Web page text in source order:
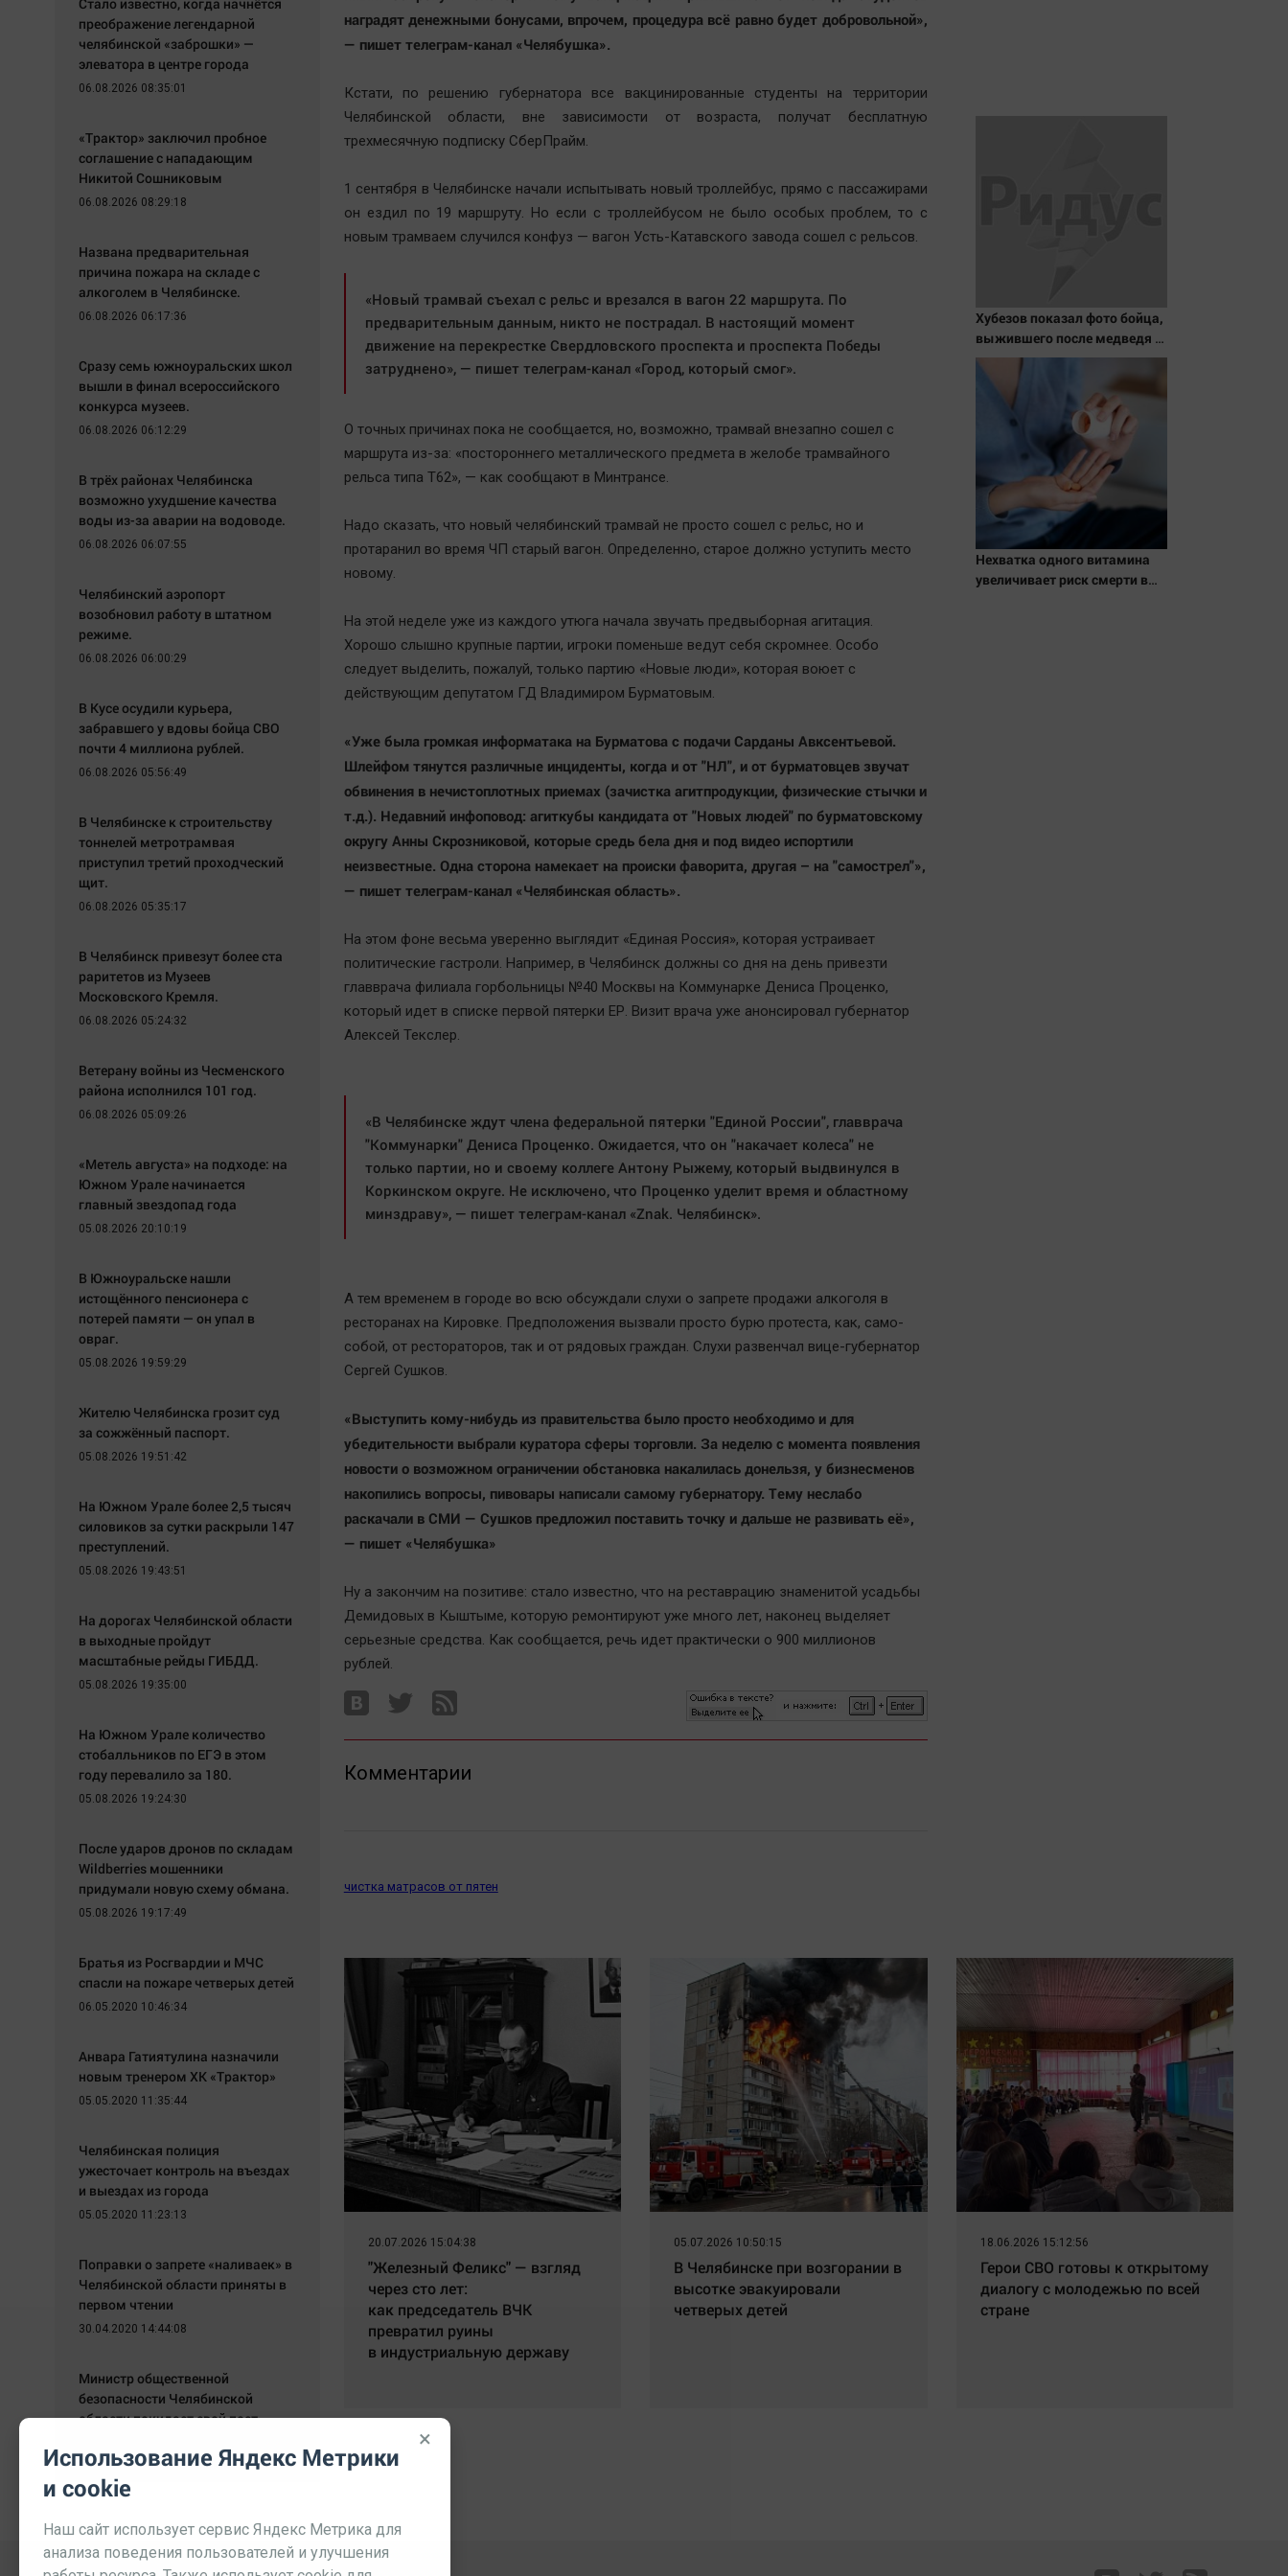
наградят денежными бонусами, впрочем, процедура всё равно будет добровольной»,
— пишет телеграм-канал «Челябушка».
Кстати, по решению губернатора все вакцинированные студенты на территории
Челябинской области, вне зависимости от возраста, получат бесплатную
трехмесячную подписку СберПрайм.
1 сентября в Челябинске начали испытывать новый троллейбус, прямо с пассажирами
он ездил по 19 маршруту. Но если с троллейбусом не было особых проблем, то с
новым трамваем случился конфуз — вагон Усть-Катавского завода сошел с рельсов.
«Новый трамвай съехал с рельс и врезался в вагон 22 маршрута. По
предварительным данным, никто не пострадал. В настоящий момент
движение на перекрестке Свердловского проспекта и проспекта Победы
затруднено», — пишет телеграм-канал «Город, который смог».
О точных причинах пока не сообщается, но, возможно, трамвай внезапно сошел с
маршрута из-за: «постороннего металлического предмета в желобе трамвайного
рельса типа Т62», — как сообщают в Минтрансе.
Надо сказать, что новый челябинский трамвай не просто сошел с рельс, но и
протаранил во время ЧП старый вагон. Определенно, старое должно уступить место
новому.
На этой неделе уже из каждого утюга начала звучать предвыборная агитация.
Хорошо слышно крупные партии, игроки поменьше ведут себя скромнее. Особо
следует выделить, пожалуй, только партию «Новые люди», которая воюет с
действующим депутатом ГД Владимиром Бурматовым.
«Уже была громкая информатака на Бурматова с подачи Сарданы Авксентьевой.
Шлейфом тянутся различные инциденты, когда и от "НЛ", и от бурматовцев звучат
обвинения в нечистоплотных приемах (зачистка агитпродукции, физические стычки и
т.д.). Недавний инфоповод: агиткубы кандидата от "Новых людей" по бурматовскому
округу Анны Скрозниковой, которые средь бела дня и под видео испортили
неизвестные. Одна сторона намекает на происки фаворита, другая – на "самострел"»,
— пишет телеграм-канал «Челябинская область».
На этом фоне весьма уверенно выглядит «Единая Россия», которая устраивает
политические гастроли. Например, в Челябинск должны со дня на день привезти
главврача филиала горбольницы №40 Москвы на Коммунарке Дениса Проценко,
который идет в списке первой пятерки ЕР. Визит врача уже анонсировал губернатор
Алексей Текслер.
«В Челябинске ждут члена федеральной пятерки "Единой России", главврача
"Коммунарки" Дениса Проценко. Ожидается, что он "накачает колеса" не
только партии, но и своему коллеге Антону Рыжему, который выдвинулся в
Коркинском округе. Не исключено, что Проценко уделит время и областному
минздраву», — пишет телеграм-канал «Znak. Челябинск».
А тем временем в городе во всю обсуждали слухи о запрете продажи алкоголя в
ресторанах на Кировке. Предположения вызвали просто бурю протеста, как, само-
собой, от рестораторов, так и от рядовых граждан. Слухи развенчал вице-губернатор
Сергей Сушков.
«Выступить кому-нибудь из правительства было просто необходимо и для
убедительности выбрали куратора сферы торговли. За неделю с момента появления
новости о возможном ограничении обстановка накалилась донельзя, у бизнесменов
накопились вопросы, пивовары написали самому губернатору. Тему неслабо
раскачали в СМИ — Сушков предложил поставить точку и дальше не развивать её»,
— пишет «Челябушка»
Ну а закончим на позитиве: стало известно, что на реставрацию знаменитой усадьбы
Демидовых в Кыштыме, которую ремонтируют уже много лет, наконец выделяет
серьезные средства. Как сообщается, речь идет практически о 900 миллионов
рублей.
Комментарии
чистка матрасов от пятен
Хубезов показал фото бойца,
выжившего после медведя и
молнии
Нехватка одного витамина
увеличивает риск смерти в
20.07.2026 15:04:38
"Железный Феликс" — взгляд
через сто лет:
как председатель ВЧК
превратил руины
в индустриальную державу
05.07.2026 10:50:15
В Челябинске при возгорании в
высотке эвакуировали
четверых детей
18.06.2026 15:12:56
Герои СВО готовы к открытому
диалогу с молодежью по всей
стране
преображение легендарной
челябинской «заброшки» —
элеватора в центре города
06.08.2026 08:35:01
«Трактор» заключил пробное
соглашение с нападающим
Никитой Сошниковым
06.08.2026 08:29:18
Названа предварительная
причина пожара на складе с
алкоголем в Челябинске.
06.08.2026 06:17:36
Сразу семь южноуральских школ
вышли в финал всероссийского
конкурса музеев.
06.08.2026 06:12:29
В трёх районах Челябинска
возможно ухудшение качества
воды из-за аварии на водоводе.
06.08.2026 06:07:55
Челябинский аэропорт
возобновил работу в штатном
режиме.
06.08.2026 06:00:29
В Кусе осудили курьера,
забравшего у вдовы бойца СВО
почти 4 миллиона рублей.
06.08.2026 05:56:49
В Челябинске к строительству
тоннелей метротрамвая
приступил третий проходческий
щит.
06.08.2026 05:35:17
В Челябинск привезут более ста
раритетов из Музеев
Московского Кремля.
06.08.2026 05:24:32
Ветерану войны из Чесменского
района исполнился 101 год.
06.08.2026 05:09:26
«Метель августа» на подходе: на
Южном Урале начинается
главный звездопад года
05.08.2026 20:10:19
В Южноуральске нашли
истощённого пенсионера с
потерей памяти — он упал в
овраг.
05.08.2026 19:59:29
Жителю Челябинска грозит суд
за сожжённый паспорт.
05.08.2026 19:51:42
На Южном Урале более 2,5 тысяч
силовиков за сутки раскрыли 147
преступлений.
05.08.2026 19:43:51
На дорогах Челябинской области
в выходные пройдут
масштабные рейды ГИБДД.
05.08.2026 19:35:00
На Южном Урале количество
стобалльников по ЕГЭ в этом
году перевалило за 180.
05.08.2026 19:24:30
После ударов дронов по складам
Wildberries мошенники
придумали новую схему обмана.
05.08.2026 19:17:49
Братья из Росгвардии и МЧС
спасли на пожаре четверых детей
06.05.2020 10:46:34
Анвара Гатиятулина назначили
новым тренером ХК «Трактор»
05.05.2020 11:35:44
Челябинская полиция
ужесточает контроль на въездах
и выездах из города
05.05.2020 11:23:13
Поправки о запрете «наливаек» в
Челябинской области приняты в
первом чтении
30.04.2020 14:44:08
Министр общественной
безопасности Челябинской
области покидает свой пост
×
Использование Яндекс Метрики
и cookie
Наш сайт использует сервис Яндекс Метрика для
анализа поведения пользователей и улучшения